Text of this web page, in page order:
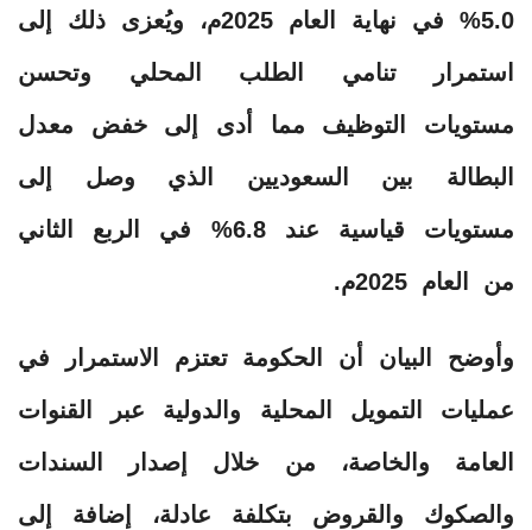
5.0% في نهاية العام 2025م، ويُعزى ذلك إلى
استمرار تنامي الطلب المحلي وتحسن
مستويات التوظيف مما أدى إلى خفض معدل
البطالة بين السعوديين الذي وصل إلى
مستويات قياسية عند 6.8% في الربع الثاني
من العام 2025م.
وأوضح البيان أن الحكومة تعتزم الاستمرار في
عمليات التمويل المحلية والدولية عبر القنوات
العامة والخاصة، من خلال إصدار السندات
والصكوك والقروض بتكلفة عادلة، إضافة إلى